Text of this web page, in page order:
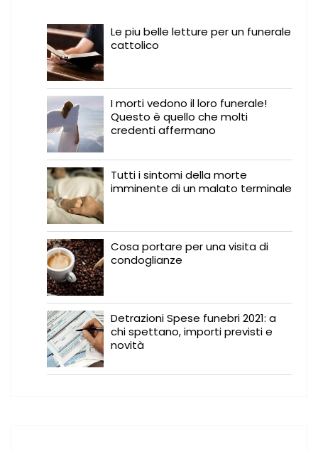
Le piu belle letture per un funerale
cattolico
I morti vedono il loro funerale!
Questo è quello che molti
credenti affermano
Tutti i sintomi della morte
imminente di un malato terminale
Cosa portare per una visita di
condoglianze
Detrazioni Spese funebri 2021: a
chi spettano, importi previsti e
novità